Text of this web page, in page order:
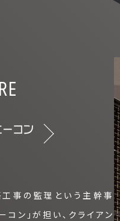
事の監理という主幹事
ン」が担い、クライアン